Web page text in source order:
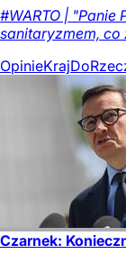
#WARTO | "Panie
sanitaryzmem,
OpinieKraj
Czarnek: